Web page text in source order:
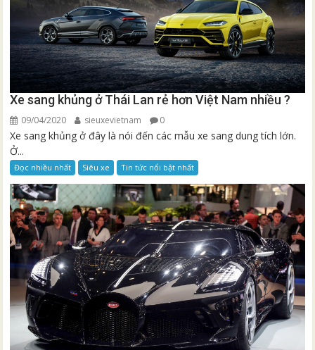
Xe sang khủng ở Thái Lan rẻ hơn Việt Nam nhiều ?
09/04/2020 sieuxevietnam 0
Xe sang khủng ở đây là nói đến các mẫu xe sang dung tích lớn.
Ở...
Đọc nhiều nhất Siêu xe Tin tức nổi bật nhất